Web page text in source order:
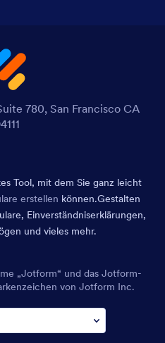
780, San Francisco CA
Tool, mit dem Sie ganz leicht
erstellen können.Gestalten
Einverständniserklärungen,
und vieles mehr.
„Jotform“ und das Jotform-
von Jotform Inc.